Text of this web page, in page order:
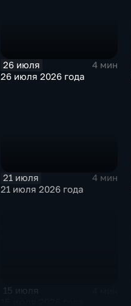
26 июля
4 мин
26 июля 2026 года
21 июля
4 мин
21 июля 2026 года
15 июля